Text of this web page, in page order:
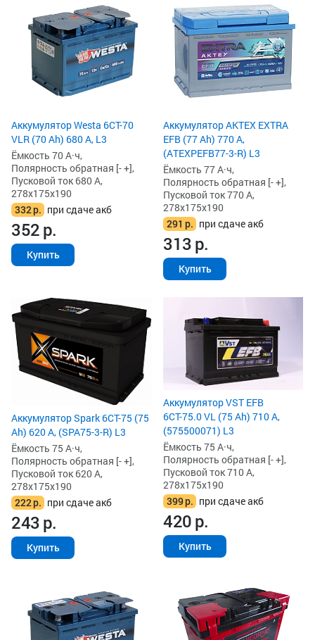
Аккумулятор Westa 6СТ-70
VLR (70 Ah) 680 А, L3
Ёмкость 70 А·ч,
Полярность обратная [- +],
Пусковой ток 680 А,
278x175x190
332р. при сдаче акб
352р.
Купить
Аккумулятор AKTEX EXTRA
EFB (77 Ah) 770 А,
(ATEXPEFB77-3-R) L3
Ёмкость 77 А·ч,
Полярность обратная [- +],
Пусковой ток 770 А,
278x175x190
291 р. при сдаче акб
313р.
Купить
Аккумулятор Spark 6СТ-75 (75
Ah) 620 А, (SPA75-3-R) L3
Ёмкость 75 А·ч,
Полярность обратная [- +],
Пусковой ток 620 А,
278x175x190
222р. при сдаче акб
243р.
Купить
Аккумулятор VST EFB
6СТ-75.0 VL (75 Ah) 710 А,
(575500071) L3
Ёмкость 75 А·ч,
Полярность обратная [- +],
Пусковой ток 710 А,
278x175x190
399р. при сдаче акб
420р.
Купить